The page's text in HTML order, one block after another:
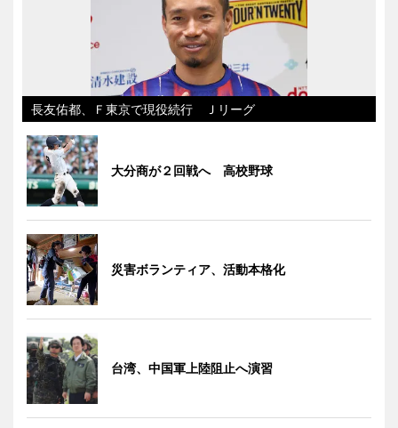
長友佑都、Ｆ東京で現役続行 Ｊリーグ
大分商が２回戦へ 高校野球
災害ボランティア、活動本格化
台湾、中国軍上陸阻止へ演習